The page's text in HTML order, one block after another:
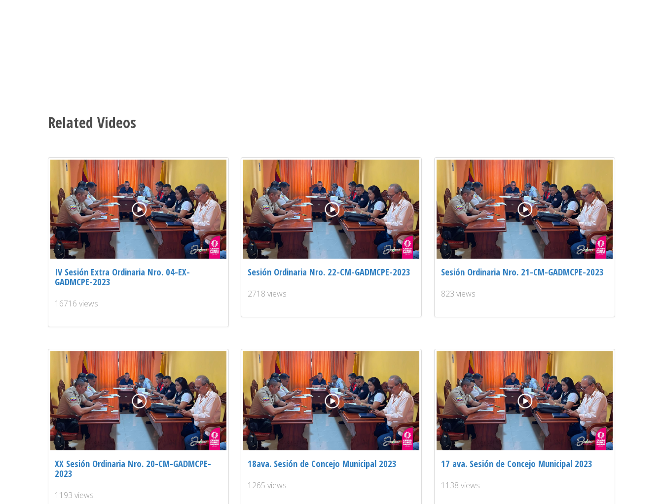
Related Videos
IV Sesión Extra Ordinaria Nro. 04-EX-
GADMCPE-2023
16716 views
Sesión Ordinaria Nro. 22-CM-GADMCPE-2023
2718 views
Sesión Ordinaria Nro. 21-CM-GADMCPE-2023
823 views
XX Sesión Ordinaria Nro. 20-CM-GADMCPE-
2023
1193 views
18ava. Sesión de Concejo Municipal 2023
1265 views
17 ava. Sesión de Concejo Municipal 2023
1138 views